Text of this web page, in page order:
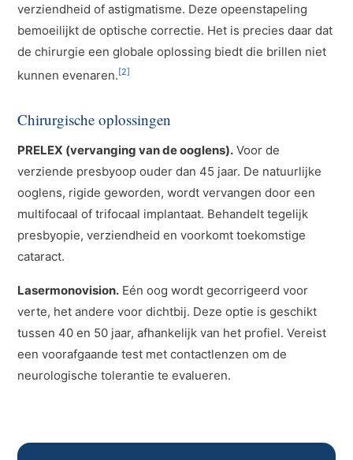
verziendheid of astigmatisme. Deze opeenstapeling
bemoeilijkt de optische correctie. Het is precies daar dat
de chirurgie een globale oplossing biedt die brillen niet
kunnen evenaren. [2]
Chirurgische oplossingen
PRELEX (vervanging van de ooglens). Voor de
verziende presbyoop ouder dan 45 jaar. De natuurlijke
ooglens, rigide geworden, wordt vervangen door een
multifocaal of trifocaal implantaat. Behandelt tegelijk
presbyopie, verziendheid en voorkomt toekomstige
cataract.
Lasermonovision. Eén oog wordt gecorrigeerd voor
verte, het andere voor dichtbij. Deze optie is geschikt
tussen 40 en 50 jaar, afhankelijk van het profiel. Vereist
een voorafgaande test met contactlenzen om de
neurologische tolerantie te evalueren.